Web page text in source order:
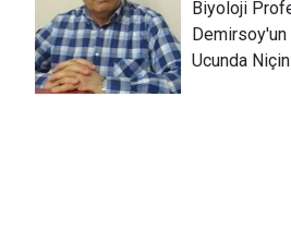
Biyoloji
Demirsoy'un
Ucunda